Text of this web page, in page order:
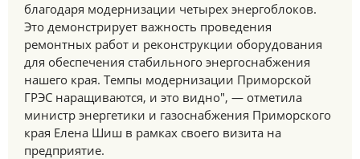
благодаря модернизации четырех энергоблоков.
Это демонстрирует важность проведения
ремонтных работ и реконструкции оборудования
для обеспечения стабильного энергоснабжения
нашего края. Темпы модернизации Приморской
ГРЭС наращиваются, и это видно", — отметила
министр энергетики и газоснабжения Приморского
края Елена Шиш в рамках своего визита на
предприятие.